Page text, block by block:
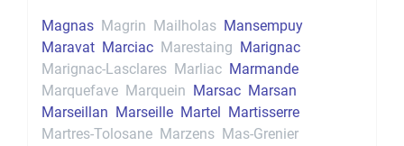
Magnas Magrin Mailholas Mansempuy
Maravat Marciac Marestaing Marignac
Marignac-Lasclares Marliac Marmande
Marquefave Marquein Marsac Marsan
Marseillan Marseille Martel Martisserre
Martres-Tolosane Marzens Mas-Grenier